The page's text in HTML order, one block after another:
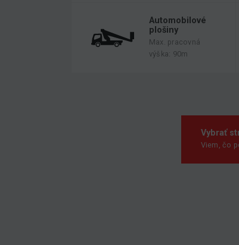
Automobilové
plošiny
Max. pracovná
výška: 90m
Vybrať
Viem, čo